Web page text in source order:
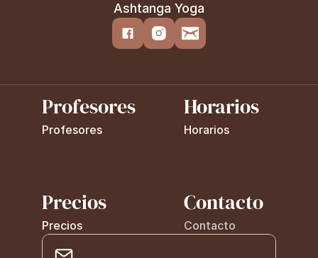
Ashtanga Yoga
Profesores
Profesores
Horarios
Horarios
Precios
Precios
Contacto
Contacto